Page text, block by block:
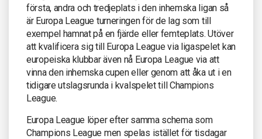
första, andra och tredjeplats i den inhemska ligan så
är Europa League turneringen för de lag som till
exempel hamnat på en fjärde eller femteplats. Utöver
att kvalificera sig till Europa League via ligaspelet kan
europeiska klubbar även nå Europa League via att
vinna den inhemska cupen eller genom att åka ut i en
tidigare utslagsrunda i kvalspelet till Champions
League.
Europa League löper efter samma schema som
Champions League men spelas istället för tisdagar